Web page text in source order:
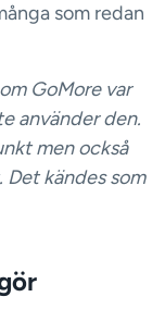
som redan
GoMore var
använder den.
men också
kändes som